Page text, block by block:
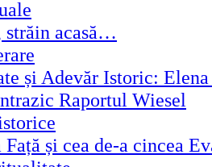
străin acasă…
și Adevăr Istoric:
Raportul Wiesel
Față și cea de-a cincea